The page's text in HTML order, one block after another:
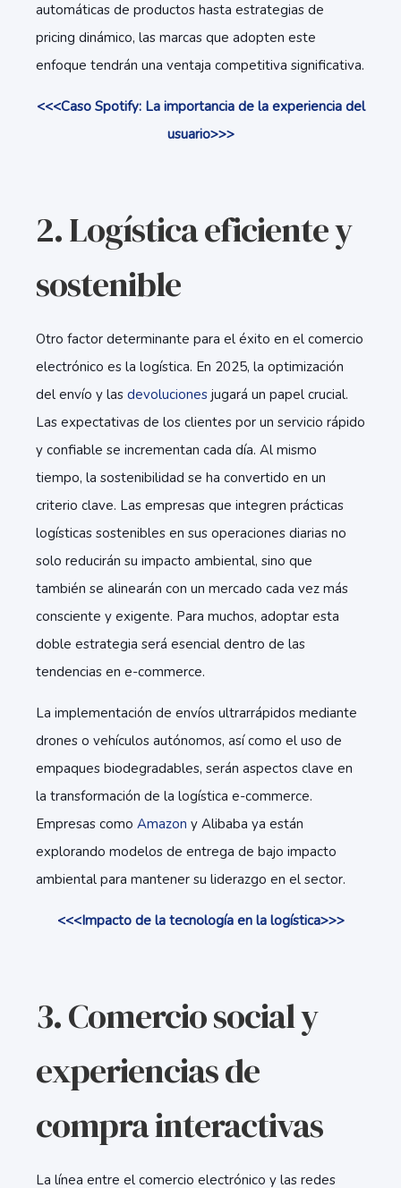
automáticas de productos hasta estrategias de
pricing dinámico, las marcas que adopten este
enfoque tendrán una ventaja competitiva significativa.
<<<Caso Spotify: La importancia de la experiencia del
usuario>>>
2. Logística eficiente y
sostenible
Otro factor determinante para el éxito en el comercio
electrónico es la logística. En 2025, la optimización
del envío y las devoluciones jugará un papel crucial.
Las expectativas de los clientes por un servicio rápido
y confiable se incrementan cada día. Al mismo
tiempo, la sostenibilidad se ha convertido en un
criterio clave. Las empresas que integren prácticas
logísticas sostenibles en sus operaciones diarias no
solo reducirán su impacto ambiental, sino que
también se alinearán con un mercado cada vez más
consciente y exigente. Para muchos, adoptar esta
doble estrategia será esencial dentro de las
tendencias en e-commerce.
La implementación de envíos ultrarrápidos mediante
drones o vehículos autónomos, así como el uso de
empaques biodegradables, serán aspectos clave en
la transformación de la logística e-commerce.
Empresas como Amazon y Alibaba ya están
explorando modelos de entrega de bajo impacto
ambiental para mantener su liderazgo en el sector.
<<<Impacto de la tecnología en la logística>>>
3. Comercio social y
experiencias de
compra interactivas
La línea entre el comercio electrónico y las redes